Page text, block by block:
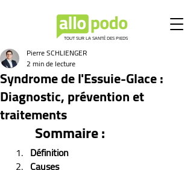
TOUT SUR LA SANTÉ DES PIEDS
Syndrome de l'Essuie-Glace :
Diagnostic, prévention et
traitements
Pierre SCHLIENGER
2 min de lecture
Sommaire :
Définition
Causes